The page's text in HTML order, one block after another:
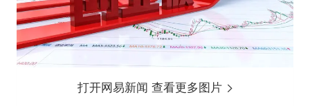
打开网易新闻 查看更多图片